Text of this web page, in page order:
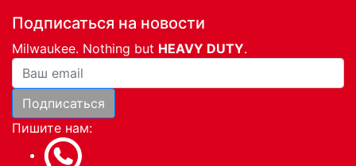
Подписаться на новости
Milwaukee. Nothing but HEAVY DUTY.
Ваша почта
Подписаться
Пишите нам: